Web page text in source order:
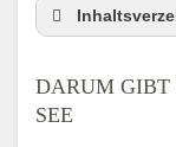
3
DARUM GIBT
SEE